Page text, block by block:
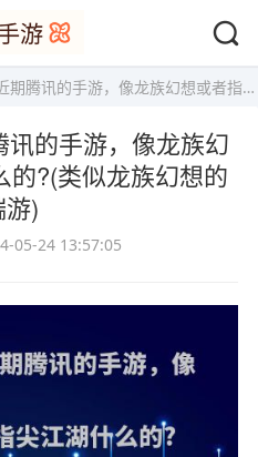
，像龙族幻想或者指尖江湖什么的?(类似龙族幻想的端游)
的手游，像龙族幻
的?(类似龙族幻想的
游)
05-24 13:57:05